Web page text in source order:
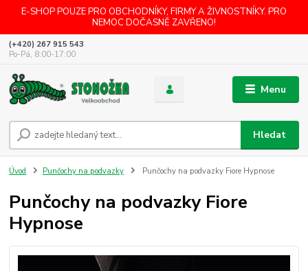
E-SHOP POUZE PRO OBCHODNÍKY, FIRMY A ŽIVNOSTNÍKY. PRO
NEMOC DOČASNĚ ZAVŘENO!
Menu
Hledat
(+420) 267 915 543
Po-Pá, 8:00-17:00
Úvod Punčochy na podvazky Punčochy na podvazky Fiore Hypnose
Punčochy na podvazky Fiore
Hypnose